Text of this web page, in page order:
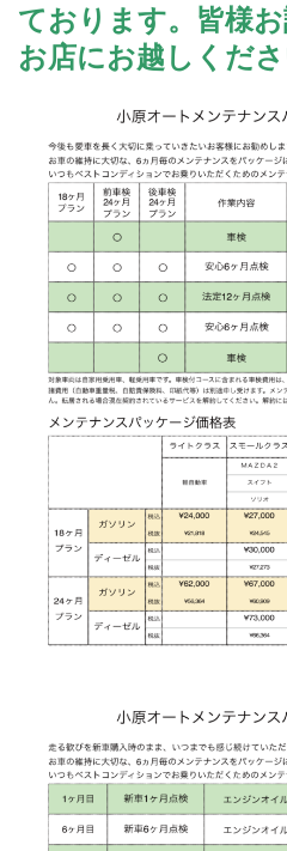
ております。皆様
お店にお越しくださ